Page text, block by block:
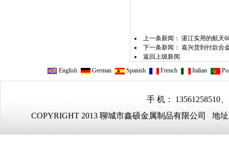
上一条新闻： 湛江实用的航天
下一条新闻： 嘉兴货到付款合
返回上级新闻
English
German Spanish French Italian
手 机： 13561258510
COPYRIGHT 2013 聊城市鑫硕金属制品有限公司 地